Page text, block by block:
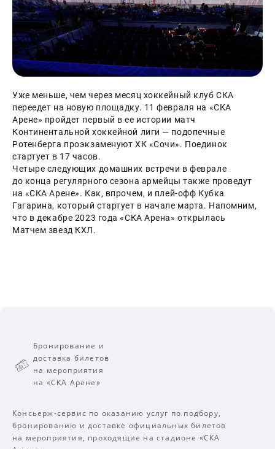
Уже меньше, чем через месяц хоккейный клуб СКА
переедет на новую площадку. 11 февраля на «СКА
Арене» пройдет первый в ее истории матч
Континентальной хоккейной лиги — подопечные
Ротенберга проэкзаменуют ХК «Сочи». Поединок
стартует в 17 часов.
Четыре следующих домашних встречи в феврале
до конца регулярного сезона армейцы также проведут
на «СКА Арене». Как, впрочем, и плей-офф Кубка
Гагарина, который стартует в начале марта. Напомним,
что в декабре 2023 года «СКА Арена» открылась
Матчем звезд КХЛ.
Бронирование и
доставка билетов
на мероприятия
на «СКА Арене»
Консьерж-сервис по оказанию услуг по подбору,
бронированию и доставке официальных билетов
на мероприятия, проходящие на стадионе «СКА